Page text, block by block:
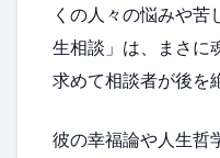
くの人々の悩みや苦
生相談」は、まさに
求めて相談者が後を
彼の幸福論や人生哲